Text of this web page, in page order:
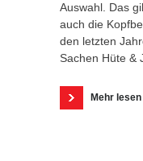
Auswahl. Das
auch die
den letzten
Sachen Hüte &
Mehr lesen